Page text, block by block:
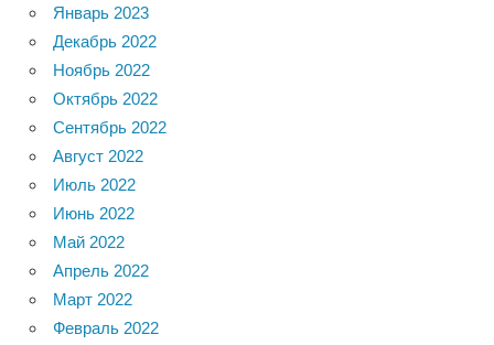
Январь 2023
Декабрь 2022
Ноябрь 2022
Октябрь 2022
Сентябрь 2022
Август 2022
Июль 2022
Июнь 2022
Май 2022
Апрель 2022
Март 2022
Февраль 2022